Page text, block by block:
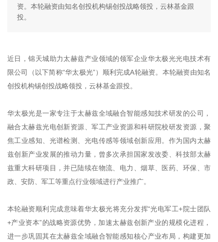
资。本轮融资由知名创投机构锡创投战略领投，云林基金跟
投。
近日，锦天城助力太赫兹产业领域的领军企业华太极光光电技术有
限公司（以下简称“华太极光”）顺利完成A轮融资。本轮融资由知名
创投机构锡创投战略领投，云林基金跟投。
华太极光是一家专注于太赫兹全域融合智能感知技术研发的公司，
融合太赫兹光电创新资源、军工产业资源和科研院校研发资源，聚
焦工业感知、光谱检测、光电传感等领域创新应用。作为国内太赫
兹创新产业发展的推动力量，曾多次承担国家发改委、科技部太赫
兹重大科研项目，并已陆续在物流、电力、烟草、医药、环保、市
政、安防、军工等重点行业领域进行产业推广。
本轮融资顺利完成意味着华太极光将充分发挥“光电军工+院士团队
+产业资本”的战略资源优势，加速太赫兹创新产业的规模化进程，
进一步巩固其在太赫兹全域融合智能感知核心产业布局，构建更加